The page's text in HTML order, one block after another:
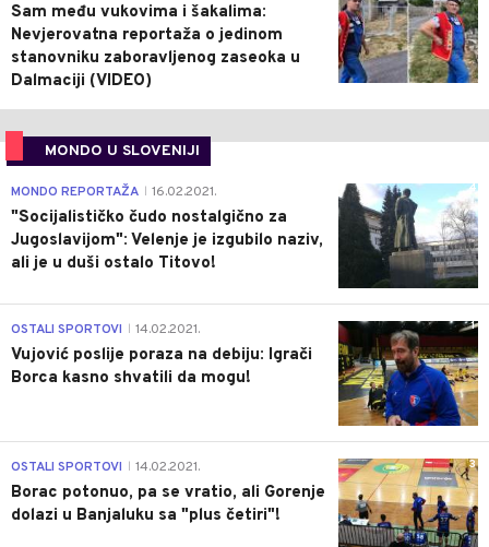
Sam među vukovima i šakalima:
Nevjerovatna reportaža o jedinom
stanovniku zaboravljenog zaseoka u
Dalmaciji (VIDEO)
MONDO U SLOVENIJI
4
MONDO REPORTAŽA 16.02.2021.
"Socijalističko čudo nostalgično za
Jugoslavijom": Velenje je izgubilo naziv,
ali je u duši ostalo Titovo!
1
OSTALI SPORTOVI 14.02.2021.
Vujović poslije poraza na debiju: Igrači
Borca kasno shvatili da mogu!
3
OSTALI SPORTOVI 14.02.2021.
Borac potonuo, pa se vratio, ali Gorenje
dolazi u Banjaluku sa "plus četiri"!